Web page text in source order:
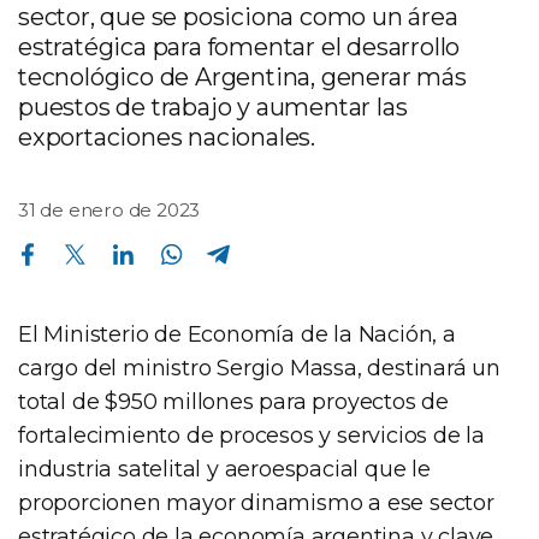
sector, que se posiciona como un área
estratégica para fomentar el desarrollo
tecnológico de Argentina, generar más
puestos de trabajo y aumentar las
exportaciones nacionales.
31 de enero de 2023
Compartir en Facebook Compartir en Twitter Compartir en Linkedin Compartir en Whatsapp
El Ministerio de Economía de la Nación, a
cargo del ministro Sergio Massa, destinará un
total de $950 millones para proyectos de
fortalecimiento de procesos y servicios de la
industria satelital y aeroespacial que le
proporcionen mayor dinamismo a ese sector